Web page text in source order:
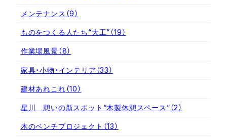
メンテナンス （9）
ものをつくる人たち“大工”（19）
作業場風景（8）
家具・小物・インテリア （33）
建材あれこれ（10）
星川 憩いの新スポット“木製休憩スペース”（2）
木のベンチプロジェクト （13）